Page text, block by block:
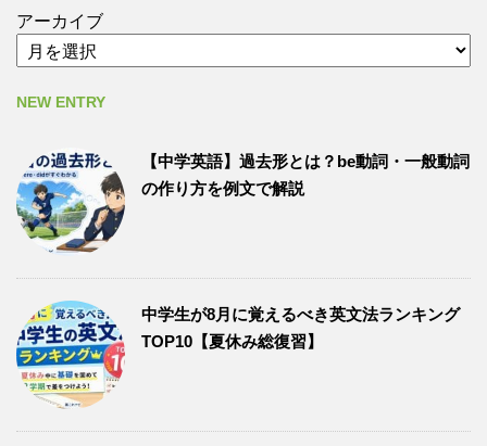
アーカイブ
NEW ENTRY
【中学英語】過去形とは？be動詞・一般動詞
の作り方を例文で解説
中学生が8月に覚えるべき英文法ランキング
TOP10【夏休み総復習】